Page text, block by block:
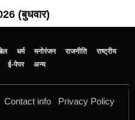
(बुधवार)
धर्म मनोरंजन राजनीति
राष्ट्रीय
ई-पेपर अन्य
Contact info Privacy Policy